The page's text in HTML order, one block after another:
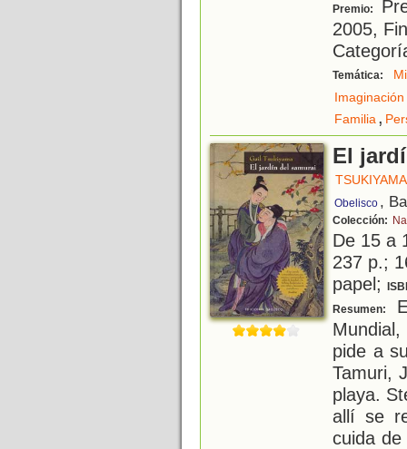
Premio:
2005,
Temática:
Imaginación
Familia ,
El
Obelisco ,
Colección:
De 15 a
237 p.;
papel;
Resumen:
pide a
Tamuri,
playa.
allí se
cuida